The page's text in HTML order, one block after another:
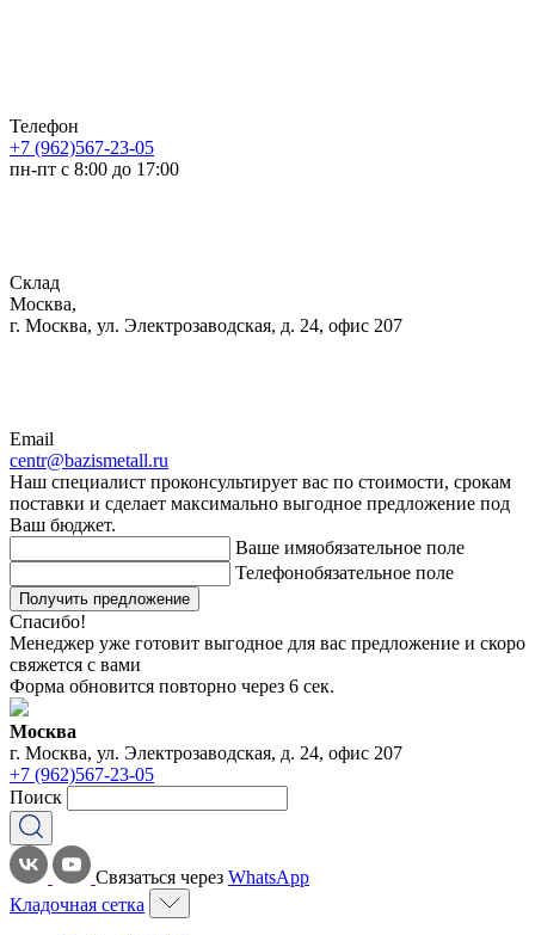
Телефон
+7 (962)567-23-05
пн-пт с 8:00 до 17:00
Склад
Москва,
г. Москва, ул. Электрозаводская, д. 24, офис 207
Email
centr@bazismetall.ru
Наш специалист проконсультирует вас по стоимости, срокам
поставки и сделает максимально выгодное предложение под
Ваш бюджет.
Ваше имяобязательное поле
Телефонобязательное поле
Получить предложение
Спасибо!
Менеджер уже готовит выгодное для вас предложение и скоро
свяжется с вами
Форма обновится повторно через 6 сек.
Москва
г. Москва, ул. Электрозаводская, д. 24, офис 207
+7 (962)567-23-05
Поиск
Связаться через WhatsApp
Кладочная сетка